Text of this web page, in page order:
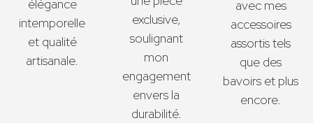
élégance
intemporelle
et qualité
artisanale.
exclusive,
soulignant
mon
engagement
envers la
durabilité.
avec mes
accessoires
assortis tels
que des
bavoirs et plus
encore.